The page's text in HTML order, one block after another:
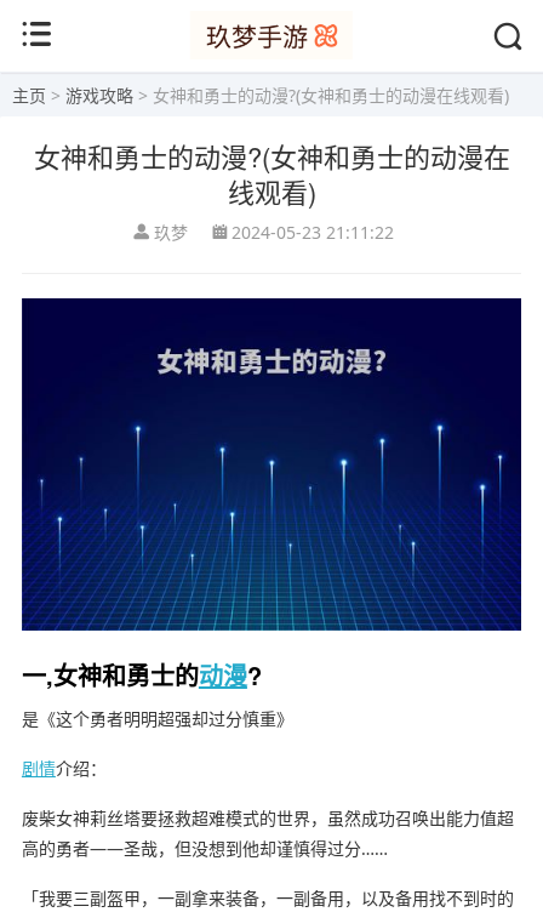
主页 > 游戏攻略 > 女神和勇士的动漫?(女神和勇士的动漫在线观看)
女神和勇士的动漫?(女神和勇士的动漫在
线观看)
玖梦 2024-05-23 21:11:22
一,女神和勇士的动漫?
是《这个勇者明明超强却过分慎重》
剧情介绍：
废柴女神莉丝塔要拯救超难模式的世界，虽然成功召唤出能力值超
高的勇者——圣哉，但没想到他却谨慎得过分……
「我要三副盔甲，一副拿来装备，一副备用，以及备用找不到时的